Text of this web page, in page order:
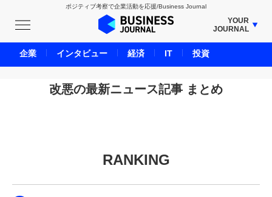
ポジティブ考察で企業活動を応援/Business Journal
YOUR
JOURNAL
BUSINESS JOURNAL
UNICORN JOURNAL
CARBON CREDITS JOURNAL
LIFE ENDING JOURNAL
改悪の最新ニュース記事 まとめ
RANKING
企業 インタビュー 経済 IT 投資